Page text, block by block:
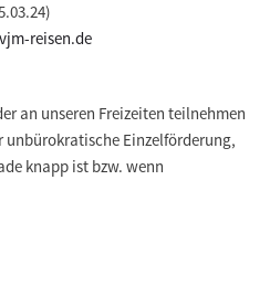
reisen.de
an unseren Freizeiten teilnehmen
Einzelförderung,
knapp ist bzw. wenn